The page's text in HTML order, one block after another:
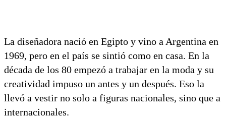
La diseñadora nació en Egipto y vino a Argentina en
1969, pero en el país se sintió como en casa. En la
década de los 80 empezó a trabajar en la moda y su
creatividad impuso un antes y un después. Eso la
llevó a vestir no solo a figuras nacionales, sino que a
internacionales.